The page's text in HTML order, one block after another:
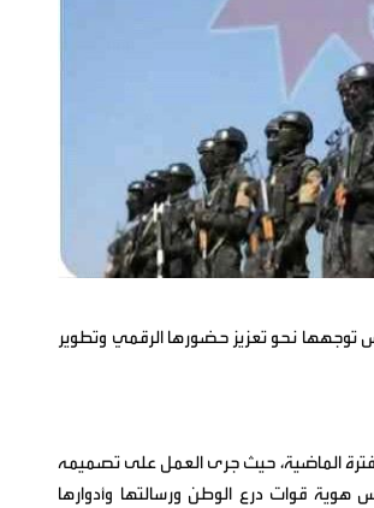
توجهها نحو تعزيز حضورها الرقمي وتطوير
الفترة الماضية، حيث جرى العمل على تصميمه
هوية قوات درع الوطن ورسالتها وأدوارها